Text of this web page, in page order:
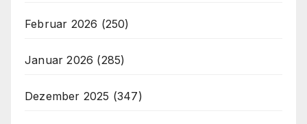
Februar 2026 (250)
Januar 2026 (285)
Dezember 2025 (347)